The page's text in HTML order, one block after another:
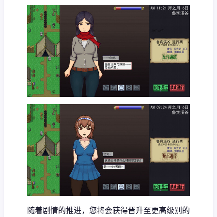
随着剧情的推进，您将会获得晋升至更高级别的